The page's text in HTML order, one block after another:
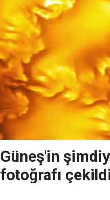
Güneş'in
fotoğrafı çekildi